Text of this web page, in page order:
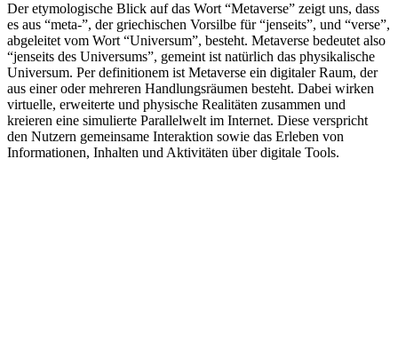
Der etymologische Blick auf das Wort “Metaverse” zeigt uns, dass
es aus “meta-”, der griechischen Vorsilbe für “jenseits”, und “verse”,
abgeleitet vom Wort “Universum”, besteht. Metaverse bedeutet also
“jenseits des Universums”, gemeint ist natürlich das physikalische
Universum. Per definitionem ist Metaverse ein digitaler Raum, der
aus einer oder mehreren Handlungsräumen besteht. Dabei wirken
virtuelle, erweiterte und physische Realitäten zusammen und
kreieren eine simulierte Parallelwelt im Internet. Diese verspricht
den Nutzern gemeinsame Interaktion sowie das Erleben von
Informationen, Inhalten und Aktivitäten über digitale Tools.